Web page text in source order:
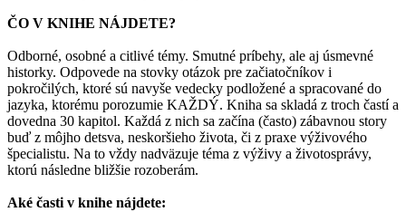
ČO V KNIHE NÁJDETE?
Odborné, osobné a citlivé témy. Smutné príbehy, ale aj úsmevné
historky. Odpovede na stovky otázok pre začiatočníkov i
pokročilých, ktoré sú navyše vedecky podložené a spracované do
jazyka, ktorému porozumie KAŽDÝ. Kniha sa skladá z troch častí a
dovedna 30 kapitol. Každá z nich sa začína (často) zábavnou story
buď z môjho detsva, neskoršieho života, či z praxe výživového
špecialistu. Na to vždy nadväzuje téma z výživy a životosprávy,
ktorú následne bližšie rozoberám.
Aké časti v knihe nájdete: